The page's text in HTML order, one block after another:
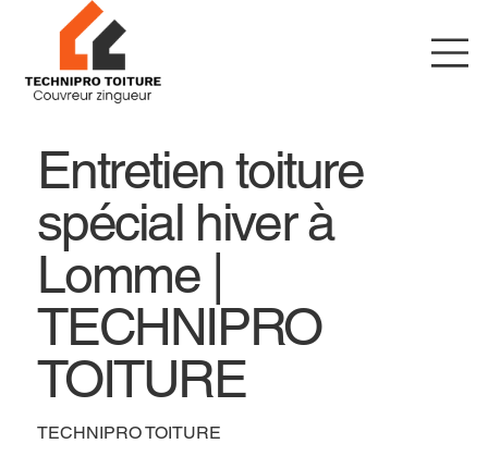
Entretien toiture
spécial hiver à
Lomme |
TECHNIPRO
TOITURE
TECHNIPRO TOITURE